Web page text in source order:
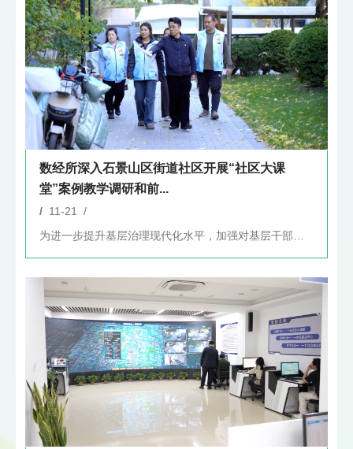
数经所深入石景山区街道社区开展“社区大课
堂”案例教学调研和前...
/ 11-21 /